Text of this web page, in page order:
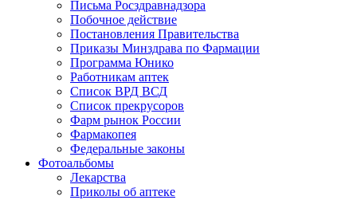
Письма Росздравнадзора
Побочное действие
Постановления Правительства
Приказы Минздрава по Фармации
Программа Юнико
Работникам аптек
Список ВРД ВСД
Список прекрусоров
Фарм рынок России
Фармакопея
Федеральные законы
Фотоальбомы
Лекарства
Приколы об аптеке